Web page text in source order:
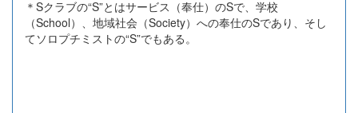
＊Sクラブの“S”とはサービス（奉仕）のSで、学校
（School）、地域社会（Society）への奉仕のSであり、そし
てソロプチミストの“S”でもある。